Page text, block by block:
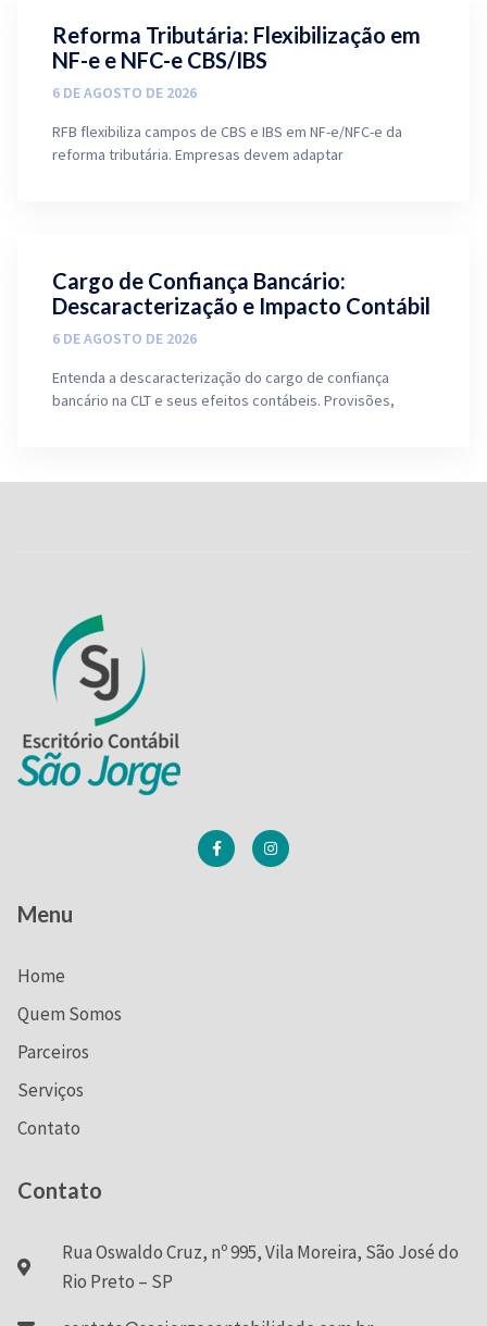
Reforma Tributária: Flexibilização em
NF-e e NFC-e CBS/IBS
6 DE AGOSTO DE 2026
RFB flexibiliza campos de CBS e IBS em NF-e/NFC-e da
reforma tributária. Empresas devem adaptar
Cargo de Confiança Bancário:
Descaracterização e Impacto Contábil
6 DE AGOSTO DE 2026
Entenda a descaracterização do cargo de confiança
bancário na CLT e seus efeitos contábeis. Provisões,
Menu
Home
Quem Somos
Parceiros
Serviços
Contato
Contato
Rua Oswaldo Cruz, nº 995, Vila Moreira, São José do
Rio Preto – SP